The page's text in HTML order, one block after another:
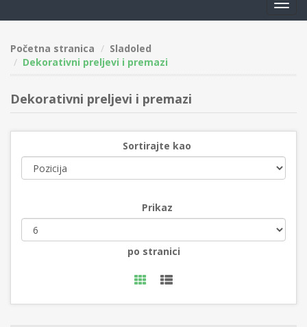
Početna stranica
Sladoled
Dekorativni preljevi i premazi
Dekorativni preljevi i premazi
Sortirajte kao
Prikaz
po stranici